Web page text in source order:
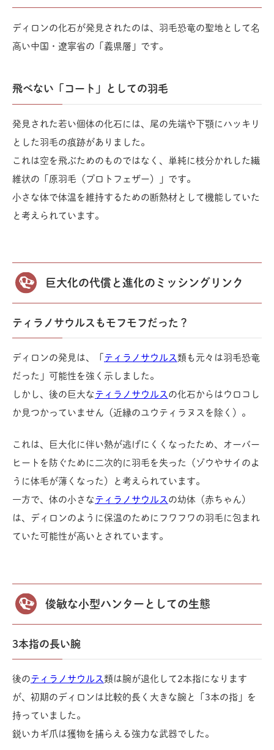
ディロンの化石が発見されたのは、羽毛恐竜の聖地として名
高い中国・遼寧省の「義県層」です。
飛べない「コート」としての羽毛
発見された若い個体の化石には、尾の先端や下顎にハッキリ
とした羽毛の痕跡がありました。
これは空を飛ぶためのものではなく、単純に枝分かれした繊
維状の「原羽毛（プロトフェザー）」です。
小さな体で体温を維持するための断熱材として機能していた
と考えられています。
巨大化の代償と進化のミッシングリンク
ティラノサウルスもモフモフだった？
ディロンの発見は、「 ティラノサウルス 類も元々は羽毛恐竜
だった」可能性を強く示しました。
しかし、後の巨大なティラノサウルス の化石からはウロコし
か見つかっていません（近縁のユウティラヌスを除く）。
これは、巨大化に伴い熱が逃げにくくなったため、オーバー
ヒートを防ぐために二次的に羽毛を失った（ゾウやサイのよ
うに体毛が薄くなった）と考えられています。
一方で、体の小さなティラノサウルス の幼体（赤ちゃん）
は、ディロンのように保温のためにフワフワの羽毛に包まれ
ていた可能性が高いとされています。
俊敏な小型ハンターとしての生態
3本指の長い腕
後のティラノサウルス 類は腕が退化して2本指になります
が、初期のディロンは比較的長く大きな腕と「3本の指」を
持っていました。
鋭いカギ爪は獲物を捕らえる強力な武器でした。